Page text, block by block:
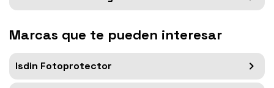
Marcas que te pueden interesar
Isdin Fotoprotector